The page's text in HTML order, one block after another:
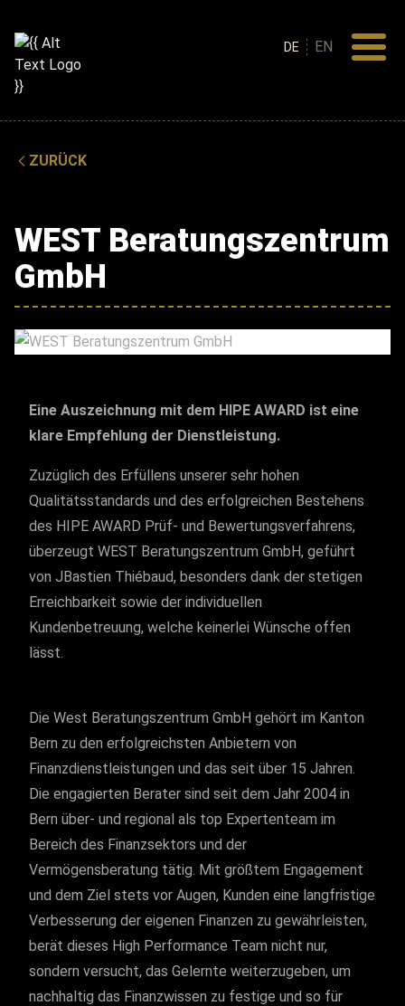
DE EN
ZURÜCK
WEST Beratungszentrum
GmbH
Eine Auszeichnung mit dem HIPE AWARD ist eine
klare Empfehlung der Dienstleistung.
Zuzüglich des Erfüllens unserer sehr hohen
Qualitätsstandards und des erfolgreichen Bestehens
des HIPE AWARD Prüf- und Bewertungsverfahrens,
überzeugt WEST Beratungszentrum GmbH, geführt
von JBastien Thiébaud, besonders dank der stetigen
Erreichbarkeit sowie der individuellen
Kundenbetreuung, welche keinerlei Wünsche offen
lässt.
Die West Beratungszentrum GmbH gehört im Kanton
Bern zu den erfolgreichsten Anbietern von
Finanzdienstleistungen und das seit über 15 Jahren.
Die engagierten Berater sind seit dem Jahr 2004 in
Bern über- und regional als top Expertenteam im
Bereich des Finanzsektors und der
Vermögensberatung tätig. Mit größtem Engagement
und dem Ziel stets vor Augen, Kunden eine langfristige
Verbesserung der eigenen Finanzen zu gewährleisten,
berät dieses High Performance Team nicht nur,
sondern versucht, das Gelernte weiterzugeben, um
nachhaltig das Finanzwissen zu festige und so für